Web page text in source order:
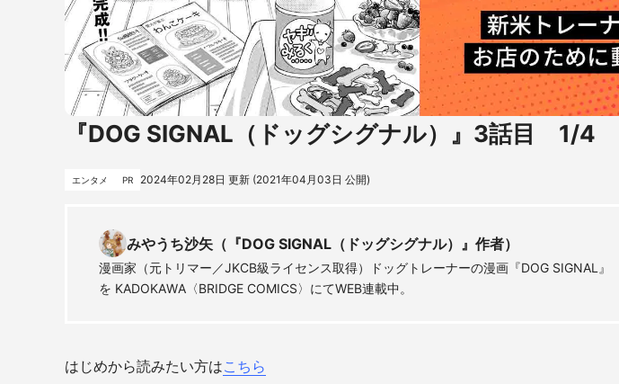
『DOG SIGNAL（ドッグシグナル）』3話目 1/4
エンタメ PR 2024年02月28日 更新 (2021年04月03日 公開)
みやうち沙矢（『DOG SIGNAL（ドッグシグナル）』作者）
漫画家（元トリマー／JKCB級ライセンス取得）ドッグトレーナーの漫画『DOG SIGNAL』
を KADOKAWA〈BRIDGE COMICS〉にてWEB連載中。
はじめから読みたい方はこちら